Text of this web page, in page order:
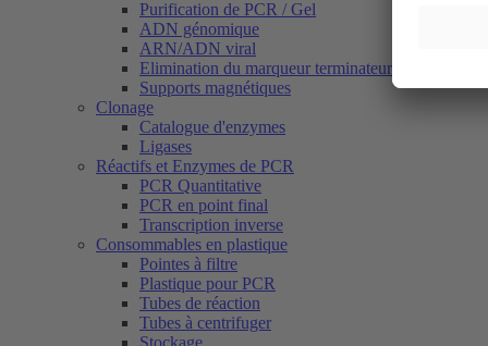
Purification de PCR / Gel
ADN génomique
ARN/ADN viral
Elimination du marqueur terminateur (Dye
Supports magnétiques
Clonage
Catalogue d'enzymes
Ligases
Réactifs et Enzymes de PCR
PCR Quantitative
PCR en point final
Transcription inverse
Consommables en plastique
Pointes à filtre
Plastique pour PCR
Tubes de réaction
Tubes à centrifuger
Stockage